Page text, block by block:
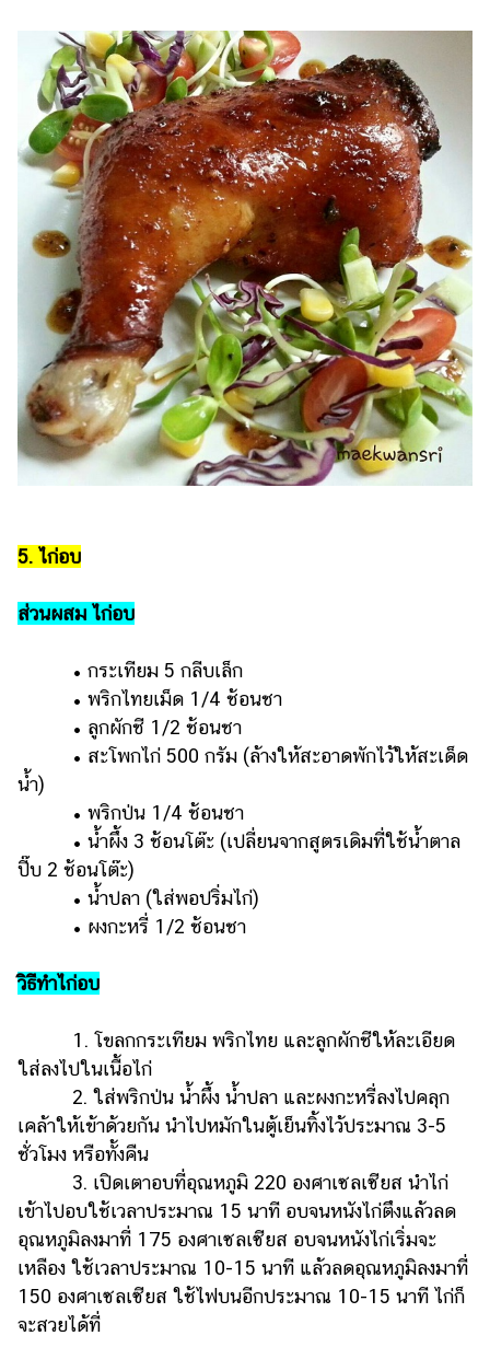
5. ไก่อบ
ส่วนผสม ไก่อบ
• กระเทียม 5 กลีบเล็ก
• พริกไทยเม็ด 1/4 ช้อนชา
• ลูกผักชี 1/2 ช้อนชา
• สะโพกไก่ 500 กรัม (ล้างให้สะอาดพักไว้ให้สะเด็ด
น้ำ)
• พริกป่น 1/4 ช้อนชา
• น้ำผึ้ง 3 ช้อนโต๊ะ (เปลี่ยนจากสูตรเดิมที่ใช้น้ำตาล
ปี๊บ 2 ช้อนโต๊ะ)
• น้ำปลา (ใส่พอปริ่มไก่)
• ผงกะหรี่ 1/2 ช้อนชา
วิธีทำไก่อบ
1. โขลกกระเทียม พริกไทย และลูกผักชีให้ละเอียด
ใส่ลงไปในเนื้อไก่
2. ใส่พริกป่น น้ำผึ้ง น้ำปลา และผงกะหรี่ลงไปคลุก
เคล้าให้เข้าด้วยกัน นำไปหมักในตู้เย็นทิ้งไว้ประมาณ 3-5
ชั่วโมง หรือทั้งคืน
3. เปิดเตาอบที่อุณหภูมิ 220 องศาเซลเซียส นำไก่
เข้าไปอบใช้เวลาประมาณ 15 นาที อบจนหนังไก่ตึงแล้วลด
อุณหภูมิลงมาที่ 175 องศาเซลเซียส อบจนหนังไก่เริ่มจะ
เหลือง ใช้เวลาประมาณ 10-15 นาที แล้วลดอุณหภูมิลงมาที่
150 องศาเซลเซียส ใช้ไฟบนอีกประมาณ 10-15 นาที ไก่ก็
จะสวยได้ที่